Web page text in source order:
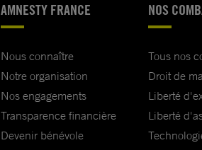
AMNESTY FRANCE
Nous connaître
Notre organisation
Nos engagements
Transparence financière
Devenir bénévole
NOS
Tous nos
Droit de
Liberté
Liberté